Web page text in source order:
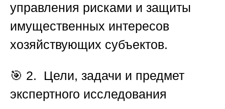
управления рисками и защиты
имущественных интересов
хозяйствующих субъектов.
🎯 2. Цели, задачи и предмет
экспертного исследования